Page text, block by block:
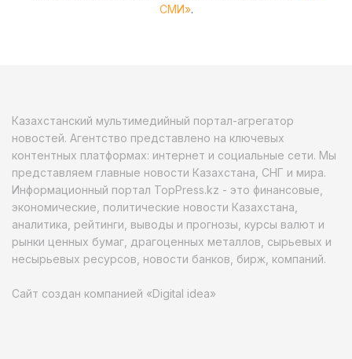
СМИ».
Казахстанский мультимедийный портал-агрегатор
новостей. Агентство представлено на ключевых
контентных платформах: интернет и социальные сети. Мы
представляем главные новости Казахстана, СНГ и мира.
Информационный портал TopPress.kz - это финансовые,
экономические, политические новости Казахстана,
аналитика, рейтинги, выводы и прогнозы, курсы валют и
рынки ценных бумаг, драгоценных металлов, сырьевых и
несырьевых ресурсов, новости банков, бирж, компаний.
Сайт создан компанией «Digital idea»